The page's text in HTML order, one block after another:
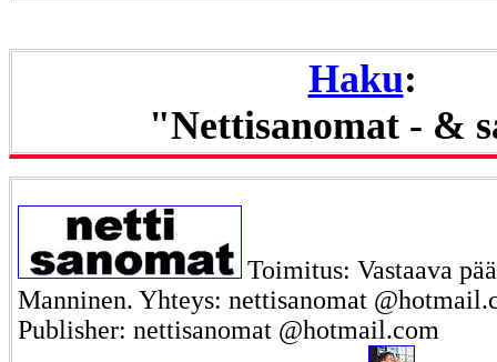
Haku:
"Nettisanomat - &
Toimitus: Vastaava
Manninen. Yhteys: nettisanomat
Publisher: nettisanomat @hotmail.com